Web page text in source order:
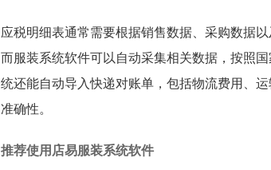
应税明细表通常需要根据销售数据、采购数据
而服装系统软件可以自动采集相关数据，按照
统还能自动导入快递对账单，包括物流费用、
准确性。
推荐使用店易服装系统软件